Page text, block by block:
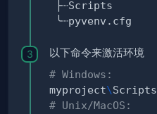
以下命令来激活环境
# Windows:
myproject\Scripts
# Unix/MacOS: